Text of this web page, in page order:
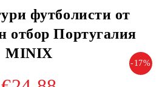
футболисти от
отбор Португалия
MINIX
-17%